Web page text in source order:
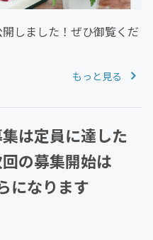
しました！ぜひ御覧くだ
しております！・定員5
もっと見る
集は定員に達した
の募集開始は
になります